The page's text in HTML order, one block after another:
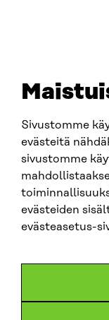
Sivustomme
evästeitä
sivustomme
evästeiden
evästeasetus-
SITRA ON SOCIAL
LinkedIn
Instagram